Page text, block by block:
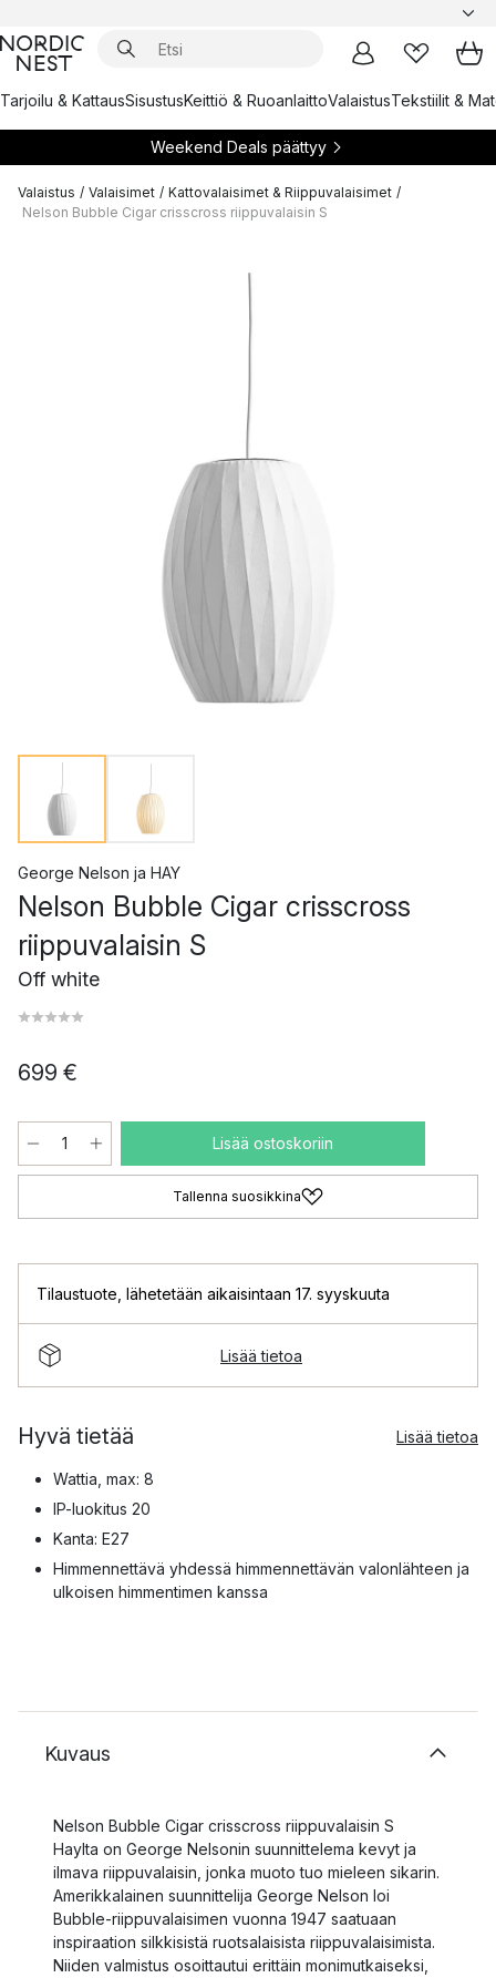
Tarjoilu & KattausSisustusKeittiö & RuoanlaittoValaistusTekstiilit &
Weekend Deals päättyy
Valaistus / Valaisimet / Kattovalaisimet & Riippuvalaisimet /
Nelson Bubble Cigar crisscross riippuvalaisin S
George Nelson ja HAY
Nelson Bubble Cigar crisscross
riippuvalaisin S
Off white
699 €
Lisää ostoskoriin
Tallenna suosikkina
Tilaustuote lähetetään aikaisintaan 17. syyskuuta
Lisää tietoa
Hyvä tietää Lisää tietoa
Wattia, max: 8
IP-luokitus 20
Kanta: E27
Himmennettävä yhdessä himmennettävän valonlähteen ja
ulkoisen himmentimen kanssa
Kuvaus
Nelson Bubble Cigar crisscross riippuvalaisin S
Haylta on George Nelsonin suunnittelema kevyt ja
ilmava riippuvalaisin, jonka muoto tuo mieleen sikarin.
Amerikkalainen suunnittelija George Nelson loi
Bubble-riippuvalaisimen vuonna 1947 saatuaan
inspiraation silkkisistä ruotsalaisista riippuvalaisimista.
Niiden valmistus osoittautui erittäin monimutkaiseksi,